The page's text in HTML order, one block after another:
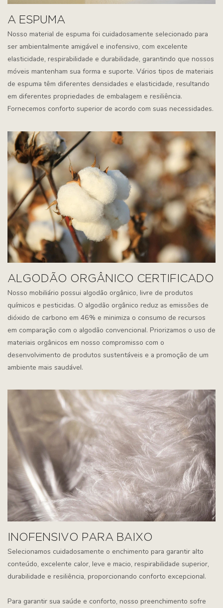
A ESPUMA
Nosso material de espuma foi cuidadosamente selecionado para
ser ambientalmente amigável e inofensivo, com excelente
elasticidade, respirabilidade e durabilidade, garantindo que nossos
móveis mantenham sua forma e suporte. Vários tipos de materiais
de espuma têm diferentes densidades e elasticidade, resultando
em diferentes propriedades de embalagem e resiliência.
Fornecemos conforto superior de acordo com suas necessidades.
ALGODÃO ORGÂNICO CERTIFICADO
Nosso mobiliário possui algodão orgânico, livre de produtos
químicos e pesticidas. O algodão orgânico reduz as emissões de
dióxido de carbono em 46% e minimiza o consumo de recursos
em comparação com o algodão convencional. Priorizamos o uso de
materiais orgânicos em nosso compromisso com o
desenvolvimento de produtos sustentáveis ​​e a promoção de um
ambiente mais saudável.
INOFENSIVO PARA BAIXO
Selecionamos cuidadosamente o enchimento para garantir alto
conteúdo, excelente calor, leve e macio, respirabilidade superior,
durabilidade e resiliência, proporcionando conforto excepcional.
Para garantir sua saúde e conforto, nosso preenchimento sofre